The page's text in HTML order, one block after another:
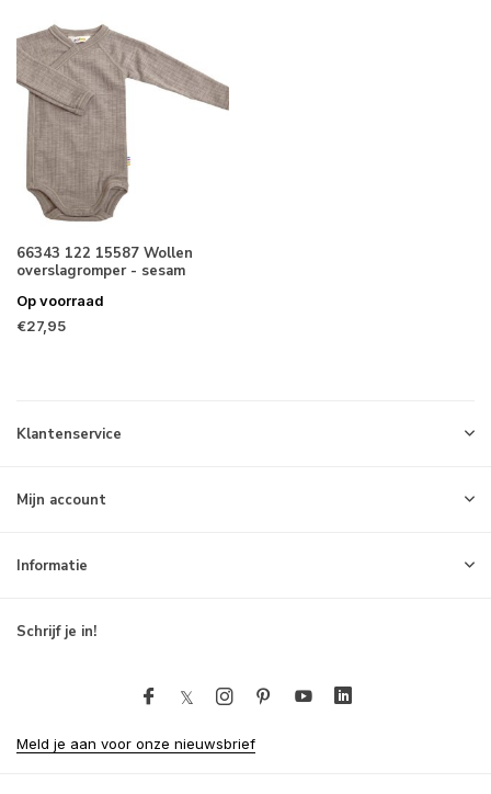
66343 122 15587 Wollen
overslagromper - sesam
Op voorraad
€27,95
Klantenservice
Mijn account
Informatie
Schrijf je in!
Meld je aan voor onze nieuwsbrief